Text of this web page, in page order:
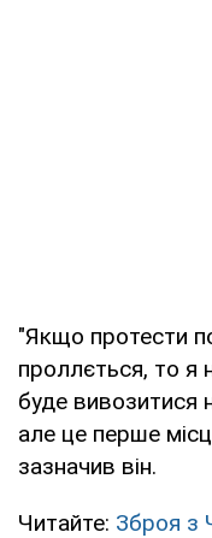
"Якщо протести
проллється, то я
буде вивозитися
але це перше
зазначив він.
Читайте: Зброя з